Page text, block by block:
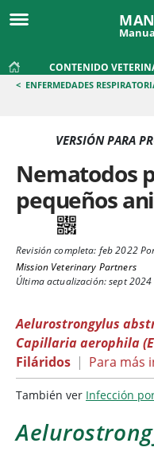
CONTENIDO
< ENFERMEDADES
VERSIÓN PARA
Nematodos
pequeños
Revisión completa: feb 2022
Mission Veterinary Partners
Última actualización: sept 2024
Aelurostrongylus
Capillaria aerophila
Filáridos | Para más
También ver Infección